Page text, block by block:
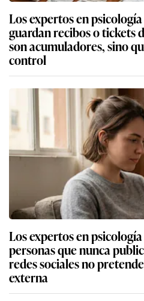
Los expertos en
guardan recibos o tickets
son acumuladores, sino
control
Los expertos en
personas que nunca
redes sociales no
externa